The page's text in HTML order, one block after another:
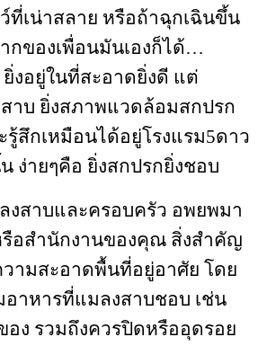
ที่เน่าสลาย หรือถ้าฉุกเฉินขึ้น
กของเพื่อนมันเองก็ได้…
งอยู่ในที่สะอาดยิ่งดี แต่
าบ ยิ่งสภาพแวดล้อมสกปรก
รู้สึกเหมือนได้อยู่โรงแรม5ดาว
ง่ายๆคือ ยิ่งสกปรกยิ่งชอบ
งสาบและครอบครัว อพยพมา
อสำนักงานของคุณ สิ่งสำคัญ
ามสะอาดพื้นที่อยู่อาศัย โดย
อาหารที่แมลงสาบชอบ เช่น
อง รวมถึงควรปิดหรืออุดรอย